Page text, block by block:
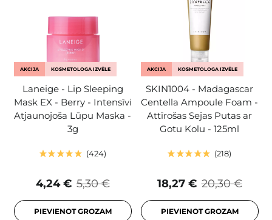
AKCIJA KOSMETOLOGA IZVĒLE
Laneige - Lip Sleeping
Mask EX - Berry - Intensīvi
Atjaunojoša Lūpu Maska -
3g
424
5,30 €
4,24 €
PIEVIENOT GROZAM
AKCIJA KOSMETOLOGA IZVĒLE
SKIN1004 - Madagascar
Centella Ampoule Foam -
Attīrošas Sejas Putas ar
Gotu Kolu - 125ml
218
20,30 €
18,27 €
PIEVIENOT GROZAM